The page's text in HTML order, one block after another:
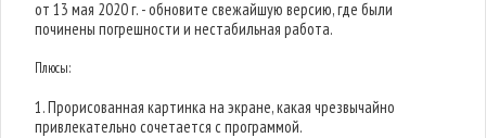
от 13 мая 2020 г. - обновите свежайшую версию, где были
починены погрешности и нестабильная работа.
Плюсы:
1. Прорисованная картинка на экране, какая чрезвычайно
привлекательно сочетается с программой.